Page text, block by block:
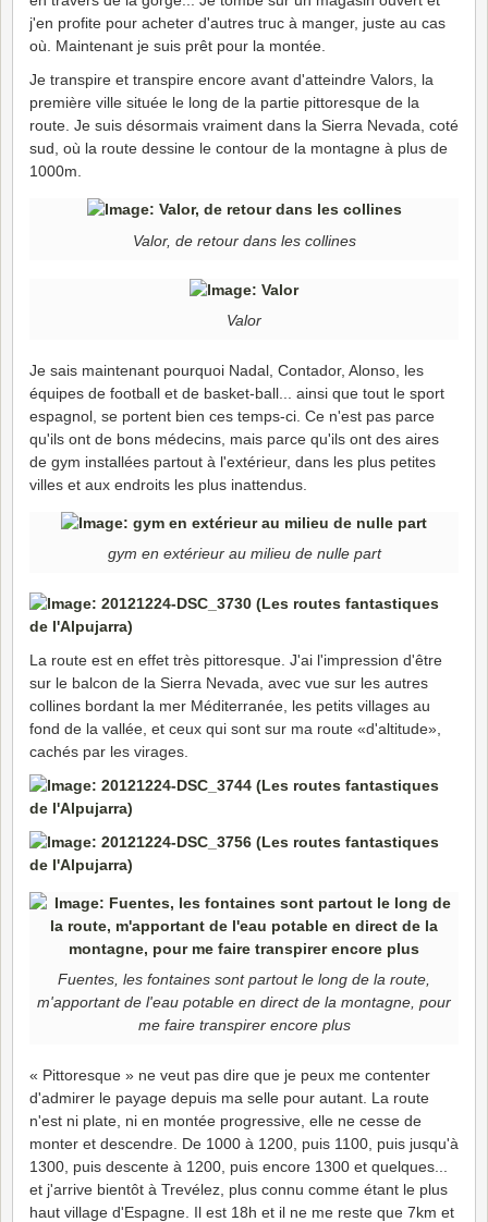
j'en profite pour acheter d'autres truc à manger, juste au cas
où. Maintenant je suis prêt pour la montée.
Je transpire et transpire encore avant d'atteindre Valors, la
première ville située le long de la partie pittoresque de la
route. Je suis désormais vraiment dans la Sierra Nevada, coté
sud, où la route dessine le contour de la montagne à plus de
1000m.
Valor, de retour dans les collines
Valor
Je sais maintenant pourquoi Nadal, Contador, Alonso, les
équipes de football et de basket-ball... ainsi que tout le sport
espagnol, se portent bien ces temps-ci. Ce n'est pas parce
qu'ils ont de bons médecins, mais parce qu'ils ont des aires
de gym installées partout à l'extérieur, dans les plus petites
villes et aux endroits les plus inattendus.
gym en extérieur au milieu de nulle part
La route est en effet très pittoresque. J'ai l'impression d'être
sur le balcon de la Sierra Nevada, avec vue sur les autres
collines bordant la mer Méditerranée, les petits villages au
fond de la vallée, et ceux qui sont sur ma route «d'altitude»,
cachés par les virages.
Fuentes, les fontaines sont partout le long de la route,
m'apportant de l'eau potable en direct de la montagne, pour
me faire transpirer encore plus
« Pittoresque » ne veut pas dire que je peux me contenter
d'admirer le payage depuis ma selle pour autant. La route
n'est ni plate, ni en montée progressive, elle ne cesse de
monter et descendre. De 1000 à 1200, puis 1100, puis jusqu'à
1300, puis descente à 1200, puis encore 1300 et quelques...
et j'arrive bientôt à Trevélez, plus connu comme étant le plus
haut village d'Espagne. Il est 18h et il ne me reste que 7km et